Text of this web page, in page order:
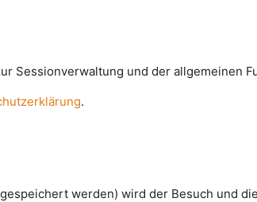
Sessionverwaltung und der allgemeinen
.
werden) wird der Besuch und